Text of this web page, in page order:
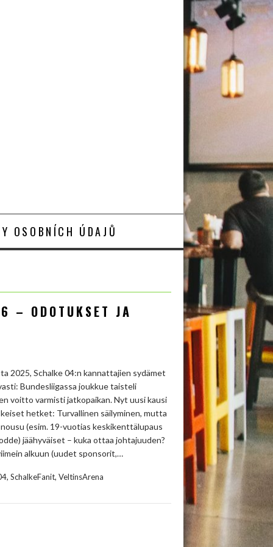
OSOBNÍCH ÚDAJŮ
ODOTUKSET JA
2025, Schalke 04:n kannattajien sydämet
Bundesliigassa joukkue taisteli
voitto varmisti jatkopaikan. Nyt uusi kausi
hetket: Turvallinen säilyminen, mutta
(esim. 19-vuotias keskikenttälupaus
jäähyväiset – kuka ottaa johtajuuden?
alkuun (uudet sponsorit,…
, SchalkeFanit, VeltinsArena